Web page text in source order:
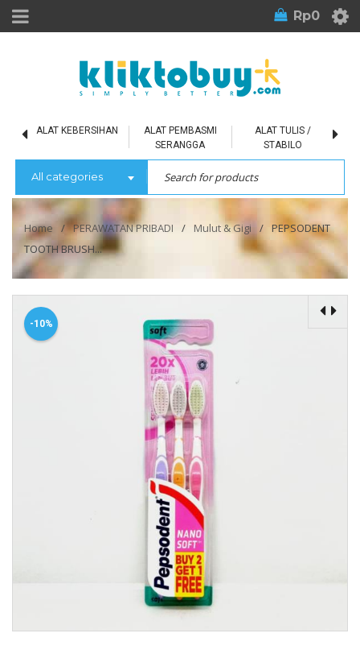
Rp0
ALAT KEBERSIHAN
ALAT PEMBASMI
SERANGGA
ALAT TULIS /
STABILO
All categories
Home / PERAWATAN PRIBADI / Mulut & Gigi / PEPSODENT
TOOTH BRUSH...
-10%